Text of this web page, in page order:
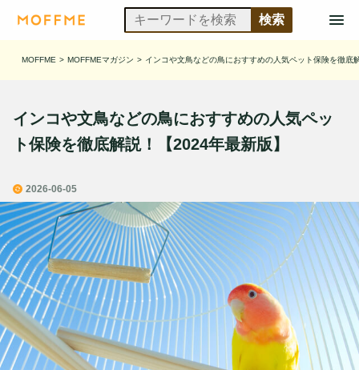
MOFFME > MOFFMEマガジン > インコや文鳥などの鳥におすすめの人気ペット保険を徹底
インコや文鳥などの鳥におすすめの人気ペッ
ト保険を徹底解説！【2024年最新版】
2026-06-05